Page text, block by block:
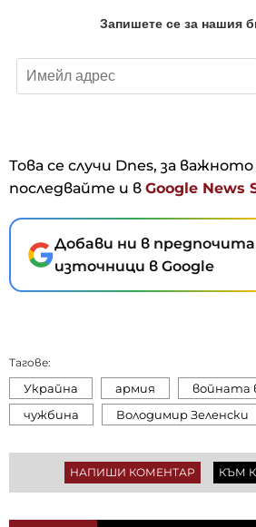
Това се случи Dnes, за
последвайте и в Google News
Добави ни в
източници в Google
Тагове:
Украйна армия
войната
чужбина
Володимир Зеленски
НАПИШИ КОМЕНТАР КЪМ